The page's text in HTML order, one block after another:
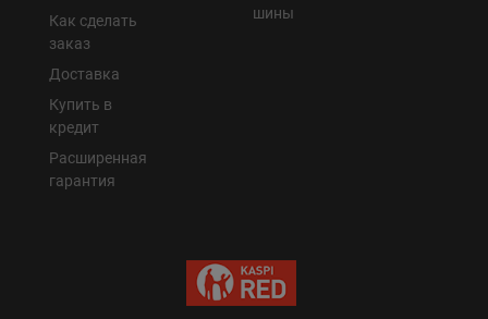
Как сделать
заказ
Доставка
Купить в
кредит
Расширенная
гарантия
шины